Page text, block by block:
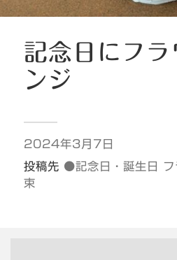
記念日にフラ
ンジ
2024年3月7日
投稿先 ●記念日・誕生日 フ
束